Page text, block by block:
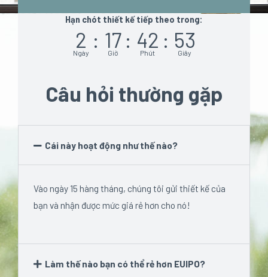
Hạn chót thiết kế tiếp theo trong:
2
Ngày
: 17
Giờ
: 42
Phút
: 53
Giây
Câu hỏi thường gặp
Cái này hoạt động như thế nào?
Vào ngày 15 hàng tháng, chúng tôi gửi thiết kế của
bạn và nhận được mức giá rẻ hơn cho nó!
Làm thế nào bạn có thể rẻ hơn EUIPO?